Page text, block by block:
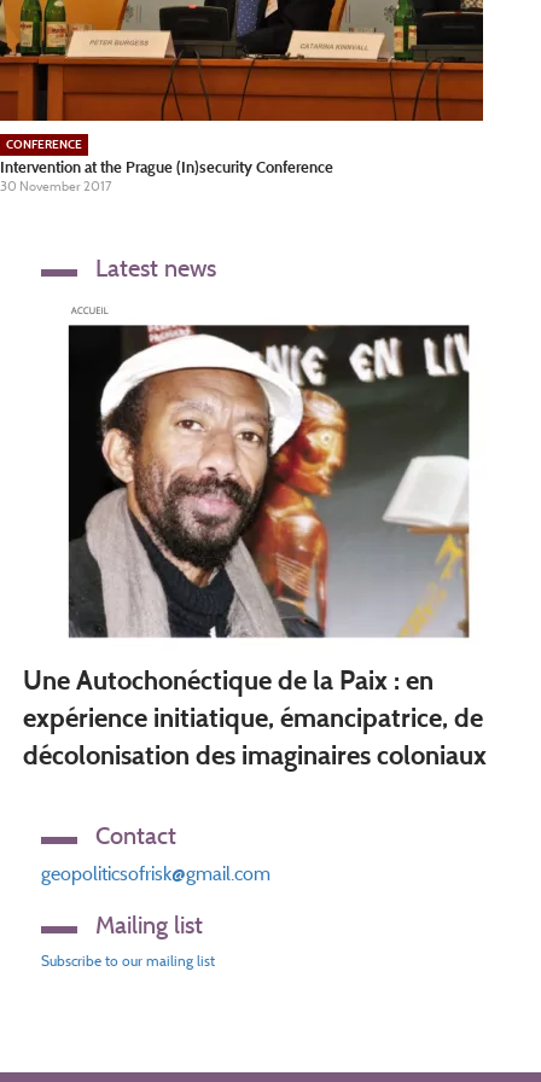
CONFERENCE
Intervention at the Prague (In)security Conference
30 November 2017
Latest news
Une Autochonéctique de la Paix : en
expérience initiatique, émancipatrice, de
décolonisation des imaginaires coloniaux
Contact
geopoliticsofrisk@gmail.com
Mailing list
Subscribe to our mailing list